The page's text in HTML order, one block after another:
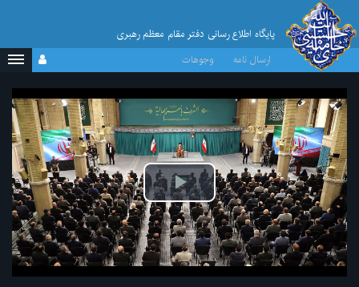
پایگاه اطلاع رسانی دفتر مقام معظم رهبری
ارسال نامه
وجوهات
پخش
ویدیو